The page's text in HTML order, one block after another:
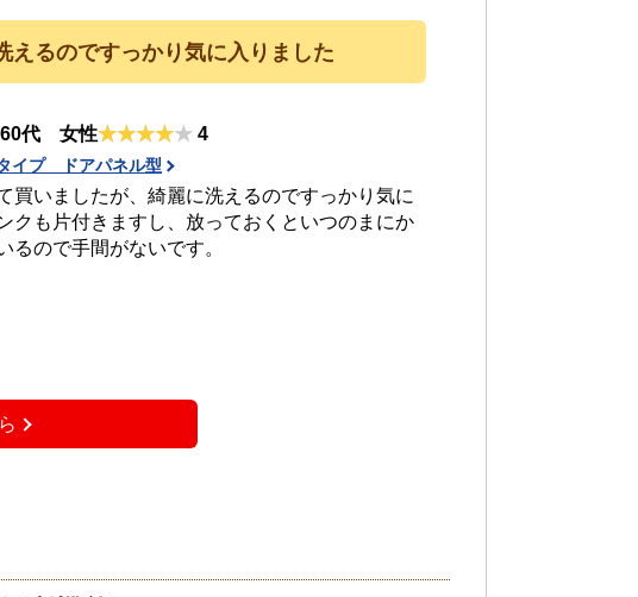
えるのですっかり気に入りました
60代 女性 4
イプ ドアパネル型
買いましたが、綺麗に洗えるのですっかり気に
クも片付きますし、放っておくといつのまにか
るので手間がないです。